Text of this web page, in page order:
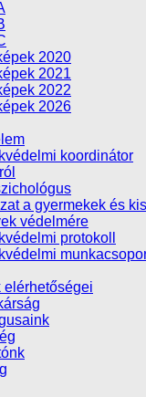
2020
2021
2022
2026
koordinátor
a gyermekek és
védelmére
protokoll
elérhetőségei